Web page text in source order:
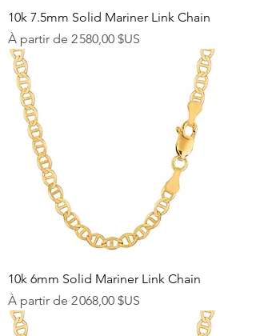
10k 7.5mm Solid Mariner Link Chain
À partir de 2 580,00 $US
Prix promotionnel
10k 6mm Solid Mariner Link Chain
À partir de 2 068,00 $US
Prix promotionnel